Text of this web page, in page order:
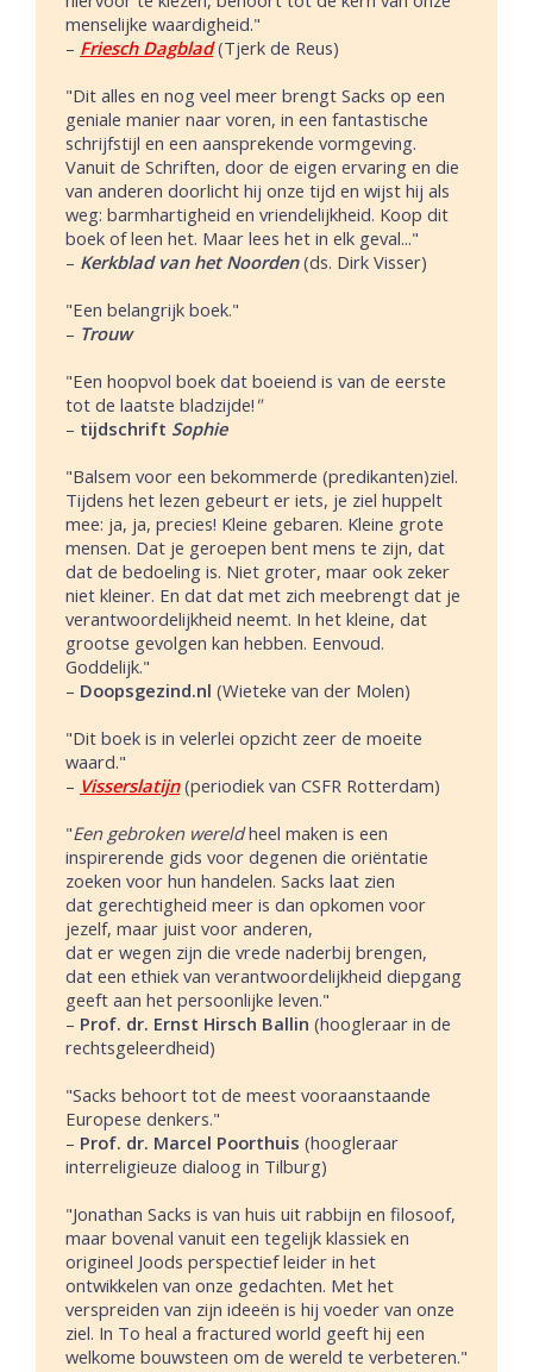
menselijke waardigheid."
– Friesch Dagblad (Tjerk de Reus)
"Dit alles en nog veel meer brengt Sacks op een
geniale manier naar voren, in een fantastische
schrijfstijl en een aansprekende vormgeving.
Vanuit de Schriften, door de eigen ervaring en die
van anderen doorlicht hij onze tijd en wijst hij als
weg: barmhartigheid en vriendelijkheid. Koop dit
boek of leen het. Maar lees het in elk geval..."
– Kerkblad van het Noorden (ds. Dirk Visser)
"Een belangrijk boek."
– Trouw
"Een hoopvol boek dat boeiend is van de eerste
tot de laatste bladzijde! "
– tijdschrift Sophie
"Balsem voor een bekommerde (predikanten)ziel.
Tijdens het lezen gebeurt er iets, je ziel huppelt
mee: ja, ja, precies! Kleine gebaren. Kleine grote
mensen. Dat je geroepen bent mens te zijn, dat
dat de bedoeling is. Niet groter, maar ook zeker
niet kleiner. En dat dat met zich meebrengt dat je
verantwoordelijkheid neemt. In het kleine, dat
grootse gevolgen kan hebben. Eenvoud.
Goddelijk."
– Doopsgezind.nl (Wieteke van der Molen)
"Dit boek is in velerlei opzicht zeer de moeite
waard."
– Visserslatijn(periodiek van CSFR Rotterdam)
"Een gebroken wereldheel maken is een
inspirerende gids voor degenen die oriëntatie
zoeken voor hun handelen. Sacks laat zien
dat gerechtigheid meer is dan opkomen voor
jezelf, maar juist voor anderen,
dat er wegen zijn die vrede naderbij brengen,
dat een ethiek van verantwoordelijkheid diepgang
geeft aan het persoonlijke leven."
– Prof. dr. Ernst Hirsch Ballin (hoogleraar in de
rechtsgeleerdheid)
"Sacks behoort tot de meest vooraanstaande
Europese denkers."
– Prof. dr. Marcel Poorthuis (hoogleraar
interreligieuze dialoog in Tilburg)
"Jonathan Sacks is van huis uit rabbijn en filosoof,
maar bovenal vanuit een tegelijk klassiek en
origineel Joods perspectief leider in het
ontwikkelen van onze gedachten. Met het
verspreiden van zijn ideeën is hij voeder van onze
ziel. In To heal a fractured world geeft hij een
welkome bouwsteen om de wereld te verbeteren."